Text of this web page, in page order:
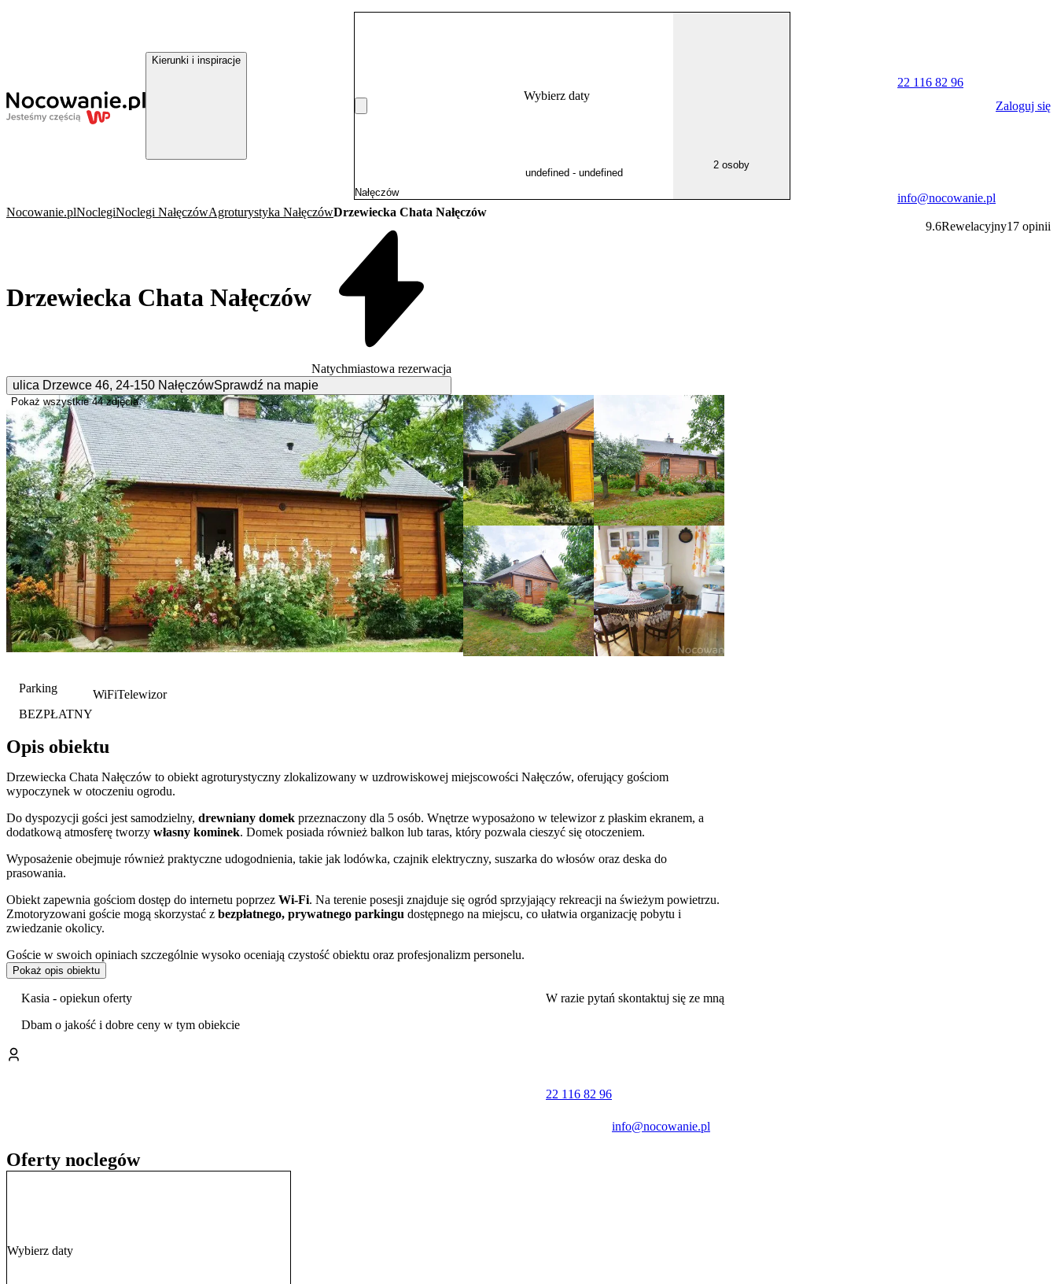
Kierunki i inspiracje
Wybierz daty
2 osoby
22 116 82 96
info@nocowanie.pl
Zaloguj się
Nocowanie.plNoclegiNoclegi NałęczówAgroturystyka NałęczówDrzewiecka Chata Nałęczów
Drzewiecka Chata Nałęczów
Natychmiastowa rezerwacja
ulica Drzewce 46, 24-150 NałęczówSprawdź na mapie
9.6Rewelacyjny17 opinii
Pokaż wszystkie 44 zdjęcia
Parking
BEZPŁATNY
WiFiTelewizor
Opis obiektu
Drzewiecka Chata Nałęczów to obiekt agroturystyczny zlokalizowany w uzdrowiskowej miejscowości Nałęczów, oferujący gościom
wypoczynek w otoczeniu ogrodu.
Do dyspozycji gości jest samodzielny, drewniany domek przeznaczony dla 5 osób. Wnętrze wyposażono w telewizor z płaskim ekranem, a
dodatkową atmosferę tworzy własny kominek. Domek posiada również balkon lub taras, który pozwala cieszyć się otoczeniem.
Wyposażenie obejmuje również praktyczne udogodnienia, takie jak lodówka, czajnik elektryczny, suszarka do włosów oraz deska do
prasowania.
Obiekt zapewnia gościom dostęp do internetu poprzez Wi-Fi. Na terenie posesji znajduje się ogród sprzyjający rekreacji na świeżym powietrzu.
Zmotoryzowani goście mogą skorzystać z bezpłatnego, prywatnego parkingu dostępnego na miejscu, co ułatwia organizację pobytu i
zwiedzanie okolicy.
Goście w swoich opiniach szczególnie wysoko oceniają czystość obiektu oraz profesjonalizm personelu.
Chata zlokalizowana jest w Nałęczowie, znanym uzdrowisku w województwie lubelskim. Bliskość atrakcji turystycznych zachęca do
aktywnego spędzania czasu. W okolicy warto wybrać się na spacer po
lub odwiedzić miejsca związane z polską literaturą,
wędrówek dostępna jest między innymi trasa spacerowa zwana „Szlakiem Papieskim”.
Doba hotelowa rozpoczyna się o godzinie 15:00 i trwa do 11:00 dnia następnego, z możliwością zameldowania do godziny 20:00. Płatności za
pobyt można dokonać gotówką lub przelewem bankowym. Personel obiektu posługuje się językiem polskim i angielskim.
Pokaż opis obiektu
Kasia - opiekun oferty
Dbam o jakość i dobre ceny w tym obiekcie
W razie pytań skontaktuj się ze mną
22 116 82 96
info@nocowanie.pl
Oferty noclegów
Wybierz daty